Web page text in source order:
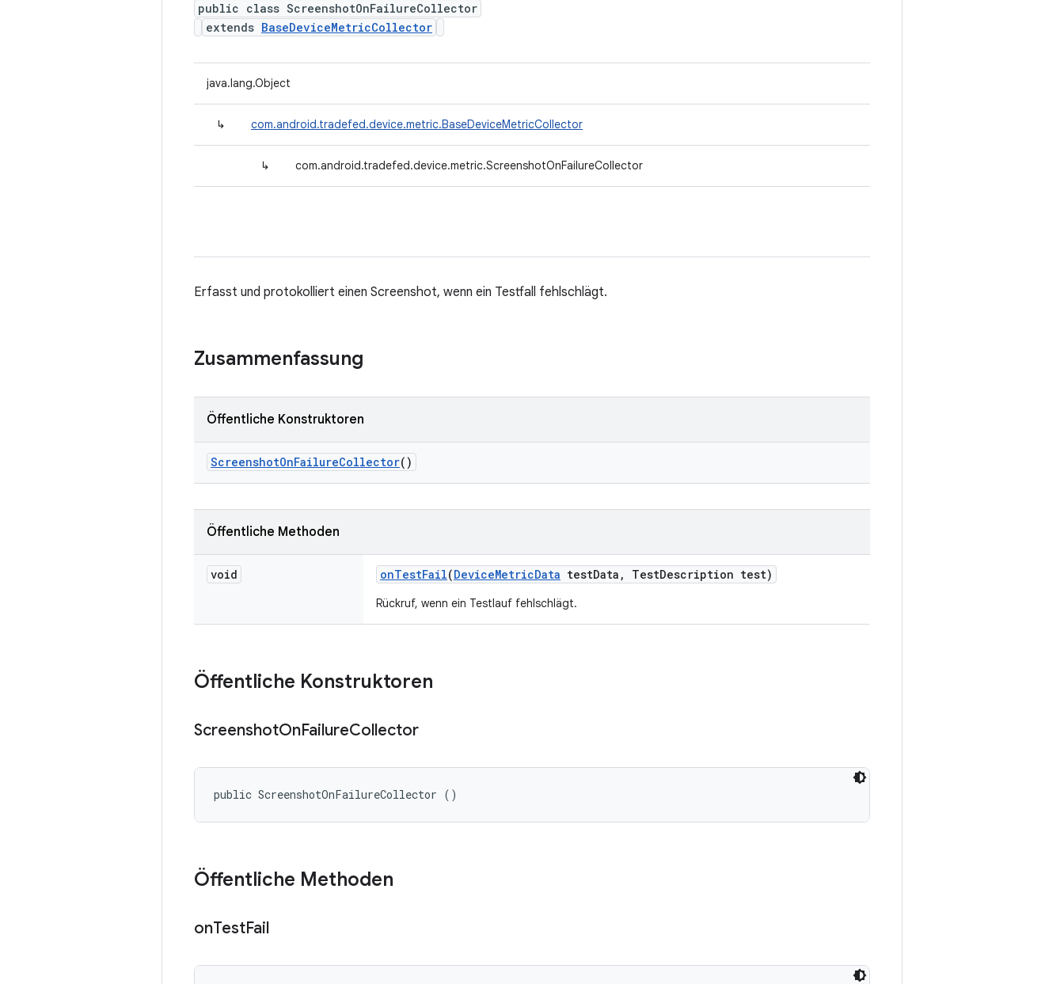
public class ScreenshotOnFailureCollector
extends BaseDeviceMetricCollector
java.lang.Object
↳ com.android.tradefed.device.metric.BaseDeviceMetricCollector
↳ com.android.tradefed.device.metric.ScreenshotOnFailureCollector
Erfasst und protokolliert einen Screenshot, wenn ein Testfall fehlschlägt.
Zusammenfassung
Öffentliche Konstruktoren
ScreenshotOnFailureCollector()
Öffentliche Methoden
void onTestFail(DeviceMetricData testData , TestDescription test)
Rückruf, wenn ein Testlauf fehlschlägt.
Öffentliche Konstruktoren
ScreenshotOnFailureCollector
public ScreenshotOnFailureCollector ()
Öffentliche Methoden
onTestFail